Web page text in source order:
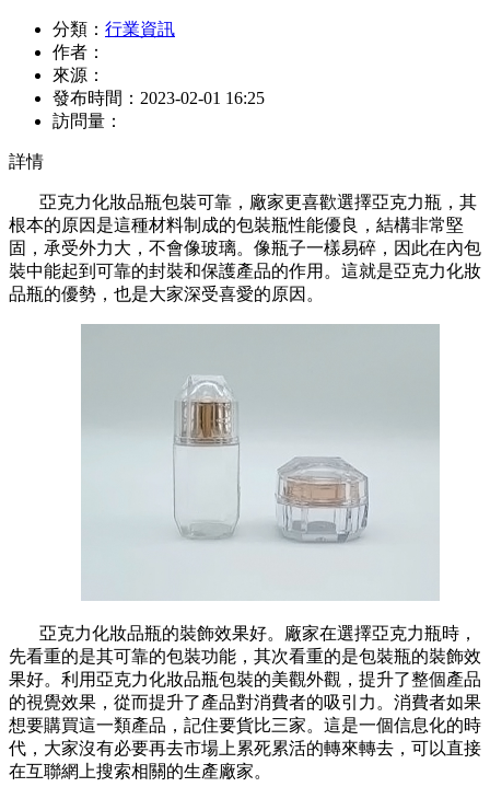
分類： 行業資訊
作者：
來源：
發布時間： 2023-02-01 16:25
訪問量：
詳情
亞克力化妝品瓶包裝可靠 ， 廠家更喜歡選擇亞克力瓶， 其
根本的原因是這種材料制成的包裝瓶性能優良，結構非常堅
固，承受外力大，不會像玻璃。像瓶子一樣易碎，因此在內包
裝中能起到可靠的封裝和保護產品的作用。 這就是亞克力化妝
品瓶的優勢，也是大家深受喜愛的原因。
亞克力化妝品瓶的裝飾效果好。 廠家在選擇亞克力瓶時，
先看重的是其可靠的包裝功能，其次看重的是包裝瓶的裝飾效
果好。利用亞克力化妝品瓶包裝的美觀外觀，提升了整個產品
的視覺效果，從而提升了產品對消費者的吸引力。消費者如果
想要購買這一類產品，記住要貨比三家。這是一個信息化的時
代，大家沒有必要再去市場上累死累活的轉來轉去，可以直接
在互聯網上搜索相關的生產廠家。